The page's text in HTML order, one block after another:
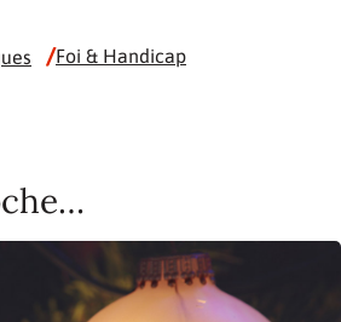
/Foi & Handicap